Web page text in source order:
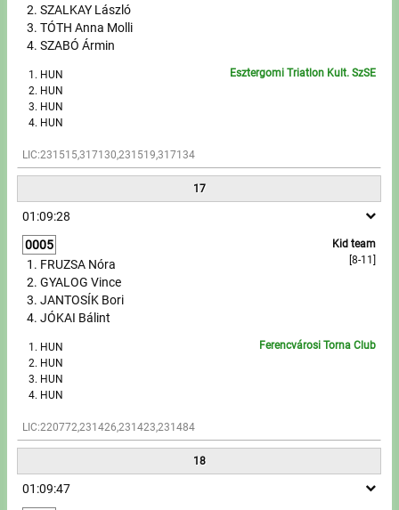
SZALKAY László
TÓTH Anna Molli
SZABÓ Ármin
HUN
HUN
HUN
HUN
LIC:231515,317130,231519,317134
Esztergomi Triatlon Kult. SzSE
17
01:09:28
0005
Kid team
[8-11]
FRUZSA Nóra
GYALOG Vince
JANTOSÍK Bori
JÓKAI Bálint
HUN
HUN
HUN
HUN
LIC:220772,231426,231423,231484
Ferencvárosi Torna Club
18
01:09:47